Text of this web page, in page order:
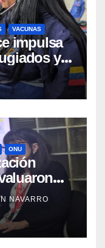
VACUNAS
impulsa
y
en
ONU
en
e
NAVARRO